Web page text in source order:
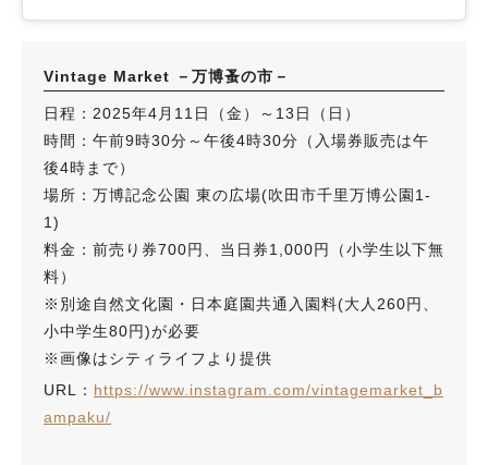
Vintage Market －万博蚤の市－
日程：2025年4月11日（金）～13日（日）
時間：午前9時30分～午後4時30分（入場券販売は午
後4時まで）
場所：万博記念公園 東の広場(吹田市千里万博公園1-
1)
料金：前売り券700円、当日券1,000円（小学生以下無
料）
※別途自然文化園・日本庭園共通入園料(大人260円、
小中学生80円)が必要
※画像はシティライフより提供
URL： https://www.instagram.com/vintagemarket_b
ampaku/